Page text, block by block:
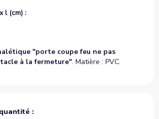
l (cm) :
"porte coupe feu ne pas
à la fermeture". Matière : PVC.
: